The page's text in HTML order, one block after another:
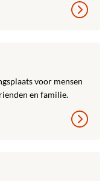
voor mensen
en familie.